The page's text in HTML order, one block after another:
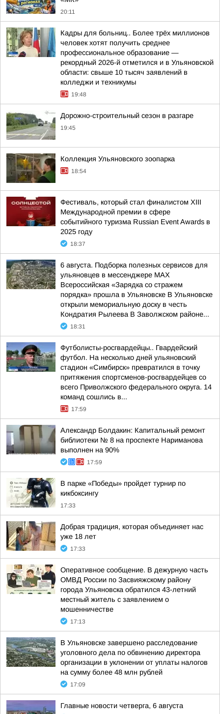
20:11
Кадры для больниц.. Более трёх миллионов
человек хотят получить среднее
профессиональное образование —
рекордный 2026-й отметился и в Ульяновской
области: свыше 10 тысяч заявлений в
колледжи и техникумы
19:48
Дорожно-строительный сезон в разгаре
19:45
Коллекция Ульяновского зоопарка
18:54
Фестиваль, который стал финалистом ХIII
Международной премии в сфере
событийного туризма Russian Event Awards в
2025 году
18:37
6 августа. Подборка полезных сервисов для
ульяновцев в мессенджере MAX
Всероссийская «Зарядка со стражем
порядка» прошла в Ульяновске В Ульяновске
открыли мемориальную доску в честь
Кондратия Рылеева В Заволжском районе...
18:31
Футболисты-росгвардейцы.. Гвардейский
футбол. На несколько дней ульяновский
стадион «Симбирск» превратился в точку
притяжения спортсменов-росгвардейцев со
всего Приволжского федерального округа. 14
команд сошлись в...
17:59
Александр Болдакин: Капитальный ремонт
библиотеки № 8 на проспекте Нариманова
выполнен на 90%
17:59
В парке «Победы» пройдет турнир по
кикбоксингу
17:33
Добрая традиция, которая объединяет нас
уже 18 лет
17:33
Оперативное сообщение. В дежурную часть
ОМВД России по Засвияжскому району
города Ульяновска обратился 43-летний
местный житель с заявлением о
мошенничестве
17:13
В Ульяновске завершено расследование
уголовного дела по обвинению директора
организации в уклонении от уплаты налогов
на сумму более 48 млн рублей
17:09
Главные новости четверга, 6 августа